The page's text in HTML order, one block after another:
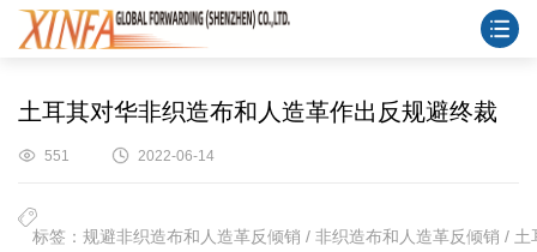
土耳其对华非织造布和人造革作出反规避终裁
551 2022-06-14
标签：规避非织造布和人造革反倾销 / 非织造布和人造革反倾销 /